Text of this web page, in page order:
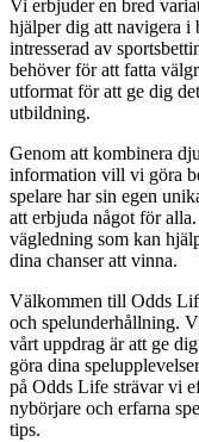
Vi erbjuder en bred
hjälper dig att navigera i
intresserad av
behöver för att fatta
utformat för att ge dig
utbildning.
Genom att kombinera
information vill vi göra
spelare har sin egen
att erbjuda något för
vägledning som kan
dina chanser att vinna.
Välkommen till Odds
och spelunderhållning.
vårt uppdrag är att ge
göra dina
på Odds Life strävar vi
nybörjare och erfarna
tips.